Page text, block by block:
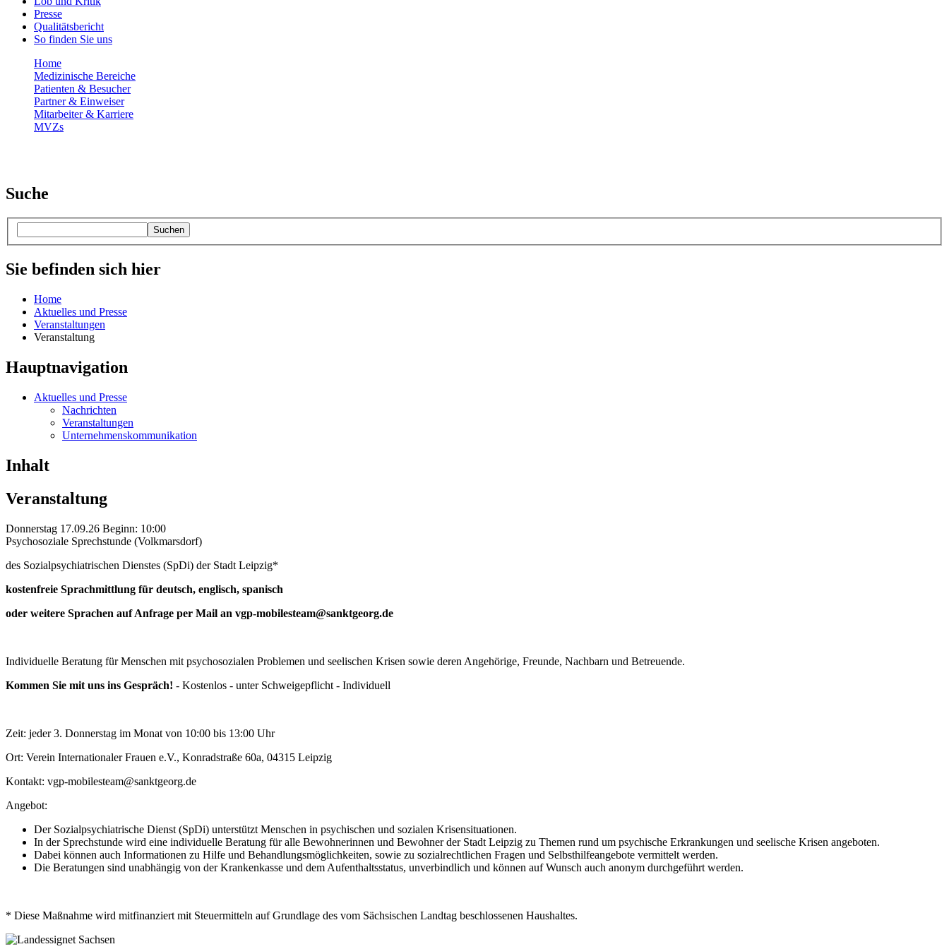
Presse
Qualitätsbericht
So finden Sie uns
Home
Medizinische Bereiche
Patienten & Besucher
Partner & Einweiser
Mitarbeiter & Karriere
MVZs
Suche
Suchen
Sie befinden sich hier
Home
Aktuelles und Presse
Veranstaltungen
Veranstaltung
Hauptnavigation
Aktuelles und Presse
Nachrichten
Veranstaltungen
Unternehmenskommunikation
Inhalt
Veranstaltung
Donnerstag 17.09.26 Beginn: 10:00
Psychosoziale Sprechstunde (Volkmarsdorf)
des Sozialpsychiatrischen Dienstes (SpDi) der Stadt Leipzig*
kostenfreie Sprachmittlung für deutsch, englisch, spanisch
oder weitere Sprachen auf Anfrage per Mail an vgp-mobilesteam@sanktgeorg.de
Individuelle Beratung für Menschen mit psychosozialen Problemen und seelischen Krisen sowie deren Angehörige, Freunde, Nachbarn und Betreuende.
Kommen Sie mit uns ins Gespräch! - Kostenlos - unter Schweigepflicht - Individuell
Zeit: jeder 3. Donnerstag im Monat von 10:00 bis 13:00 Uhr
Ort: Verein Internationaler Frauen e.V., Konradstraße 60a, 04315 Leipzig
Kontakt: vgp-mobilesteam@sanktgeorg.de
Angebot:
Der Sozialpsychiatrische Dienst (SpDi) unterstützt Menschen in psychischen und sozialen Krisensituationen.
In der Sprechstunde wird eine individuelle Beratung für alle Bewohnerinnen und Bewohner der Stadt Leipzig zu Themen rund um psychische Erkrankungen und seelische Krisen angeboten.
Dabei können auch Informationen zu Hilfe und Behandlungsmöglichkeiten, sowie zu sozialrechtlichen Fragen und Selbsthilfeangebote vermittelt werden.
Die Beratungen sind unabhängig von der Krankenkasse und dem Aufenthaltsstatus, unverbindlich und können auf Wunsch auch anonym durchgeführt werden.
* Diese Maßnahme wird mitfinanziert mit Steuermitteln auf Grundlage des vom Sächsischen Landtag beschlossenen Haushaltes.